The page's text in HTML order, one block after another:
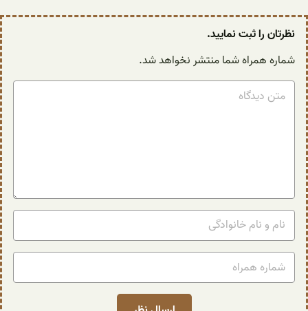
نظرتان را ثبت نمایید.
شماره همراه شما منتشر نخواهد شد.